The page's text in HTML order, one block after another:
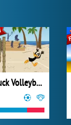
Tricky Duck Volleyball